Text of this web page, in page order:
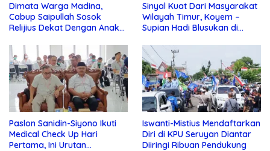
Dimata Warga Madina,
Cabup Saipullah Sosok
Relijius Dekat Dengan Anak
Sinyal Kuat Dari Masyarakat
Wilayah Timur, Koyem –
Supian Hadi Blusukan di
Paslon Sanidin-Siyono Ikuti
Medical Check Up Hari
Pertama, Ini Urutan
Iswanti-Mistius Mendaftarkan
Diri di KPU Seruyan Diantar
Diiringi Ribuan Pendukung